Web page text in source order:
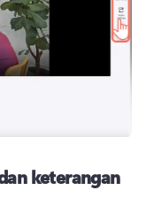
keterangan